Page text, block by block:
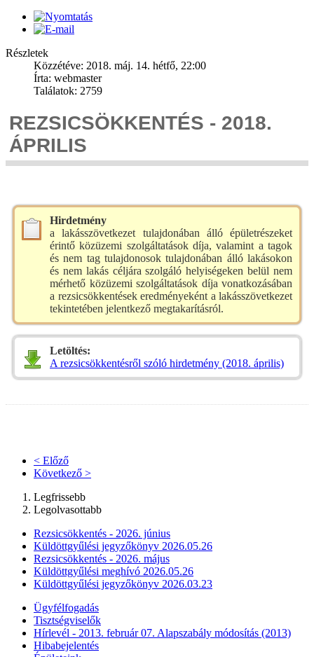
Részletek
Közzétéve: 2018. máj. 14. hétfő, 22:00
Írta: webmaster
Találatok: 2759
REZSICSÖKKENTÉS - 2018.
ÁPRILIS
Hirdetmény
a lakásszövetkezet tulajdonában álló épületrészeket
érintő közüzemi szolgáltatások díja, valamint a tagok
és nem tag tulajdonosok tulajdonában álló lakásokon
és nem lakás céljára szolgáló helyiségeken belül nem
mérhető közüzemi szolgáltatások díja vonatkozásában
a rezsicsökkentések eredményeként a lakásszövetkezet
tekintetében jelentkező megtakarításról.
Letöltés:
A rezsicsökkentésről szóló hirdetmény (2018. április)
< Előző
Következő >
Legfrissebb
Legolvasottabb
Rezsicsökkentés - 2026. június
Küldöttgyűlési jegyzőkönyv 2026.05.26
Rezsicsökkentés - 2026. május
Küldöttgyűlési meghívó 2026.05.26
Küldöttgyűlési jegyzőkönyv 2026.03.23
Ügyfélfogadás
Tisztségviselők
Hírlevél - 2013. február 07. Alapszabály módosítás (2013)
Hibabejelentés